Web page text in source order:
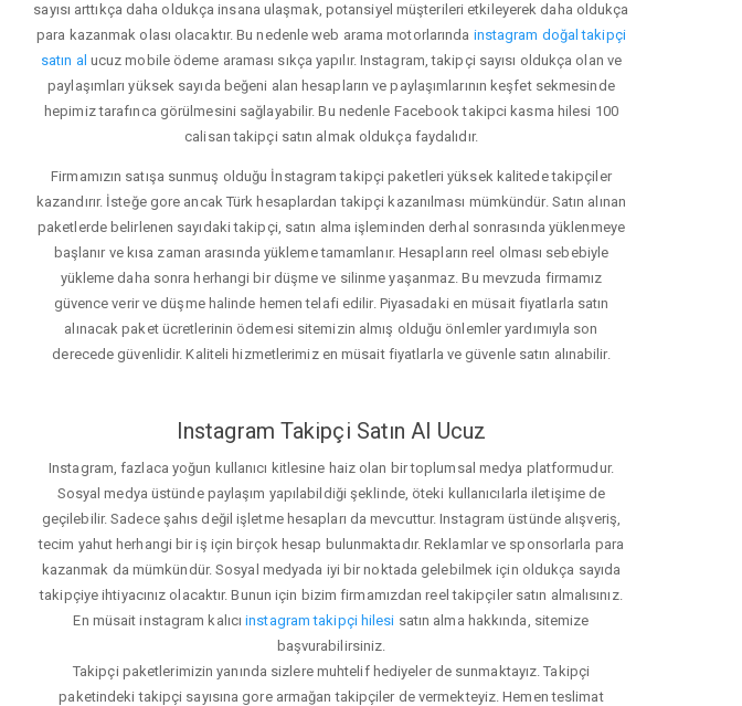
sayısı arttıkça daha oldukça insana ulaşmak, potansiyel müşterileri etkileyerek daha oldukça
para kazanmak olası olacaktır. Bu nedenle web arama motorlarında instagram doğal takipçi
satın al ucuz mobile ödeme araması sıkça yapılır. Instagram, takipçi sayısı oldukça olan ve
paylaşımları yüksek sayıda beğeni alan hesapların ve paylaşımlarının keşfet sekmesinde
hepimiz tarafınca görülmesini sağlayabilir. Bu nedenle Facebook takipci kasma hilesi 100
calisan takipçi satın almak oldukça faydalıdır.
Firmamızın satışa sunmuş olduğu İnstagram takipçi paketleri yüksek kalitede takipçiler
kazandırır. İsteğe gore ancak Türk hesaplardan takipçi kazanılması mümkündür. Satın alınan
paketlerde belirlenen sayıdaki takipçi, satın alma işleminden derhal sonrasında yüklenmeye
başlanır ve kısa zaman arasında yükleme tamamlanır. Hesapların reel olması sebebiyle
yükleme daha sonra herhangi bir düşme ve silinme yaşanmaz. Bu mevzuda firmamız
güvence verir ve düşme halinde hemen telafi edilir. Piyasadaki en müsait fiyatlarla satın
alınacak paket ücretlerinin ödemesi sitemizin almış olduğu önlemler yardımıyla son
derecede güvenlidir. Kaliteli hizmetlerimiz en müsait fiyatlarla ve güvenle satın alınabilir.
Instagram Takipçi Satın Al Ucuz
Instagram, fazlaca yoğun kullanıcı kitlesine haiz olan bir toplumsal medya platformudur.
Sosyal medya üstünde paylaşım yapılabildiği şeklinde, öteki kullanıcılarla iletişime de
geçilebilir. Sadece şahıs değil işletme hesapları da mevcuttur. Instagram üstünde alışveriş,
tecim yahut herhangi bir iş için birçok hesap bulunmaktadır. Reklamlar ve sponsorlarla para
kazanmak da mümkündür. Sosyal medyada iyi bir noktada gelebilmek için oldukça sayıda
takipçiye ihtiyacınız olacaktır. Bunun için bizim firmamızdan reel takipçiler satın almalısınız.
En müsait instagram kalıcıinstagram takipçi hilesi satın alma hakkında, sitemize
başvurabilirsiniz.
Takipçi paketlerimizin yanında sizlere muhtelif hediyeler de sunmaktayız. Takipçi
paketindeki takipçi sayısına gore armağan takipçiler de vermekteyiz. Hemen teslimat